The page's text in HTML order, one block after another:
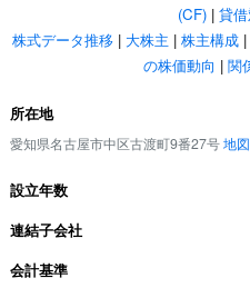
(CF) | 貸
株式データ推移 | 大株主 | 株主構成 |
の株価動向 | 関
所在地
愛知県名古屋市中区古渡町9番27号地図
設立年数
連結子会社
会計基準